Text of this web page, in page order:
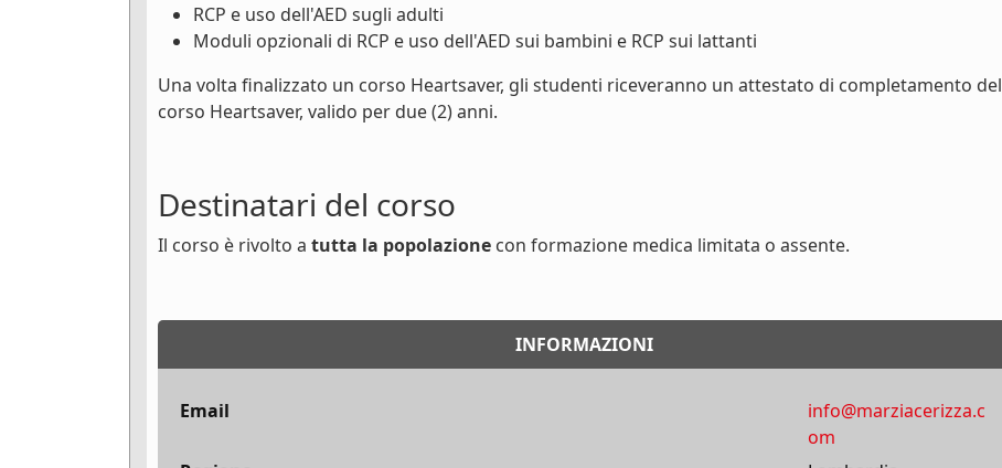
RCP e uso dell'AED sugli adulti
Moduli opzionali di RCP e uso dell'AED sui bambini e RCP sui lattanti
Una volta finalizzato un corso Heartsaver, gli studenti riceveranno un attestato di completamento del
corso Heartsaver, valido per due (2) anni.
Destinatari del corso
Il corso è rivolto a tutta la popolazione con formazione medica limitata o assente.
INFORMAZIONI
Email
info@marziacerizza.c
om